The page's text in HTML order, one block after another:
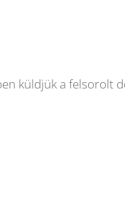
küldjük a felsorolt